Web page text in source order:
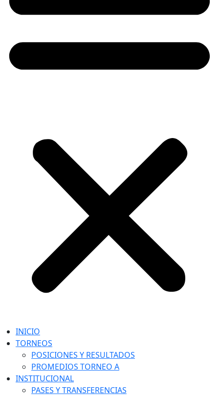
INICIO
TORNEOS
POSICIONES Y RESULTADOS
PROMEDIOS TORNEO A
INSTITUCIONAL
PASES Y TRANSFERENCIAS